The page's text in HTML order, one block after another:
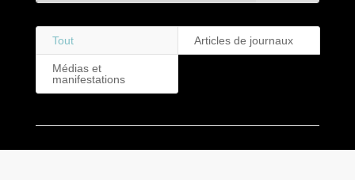
Tout Articles de journaux
Médias et
manifestations